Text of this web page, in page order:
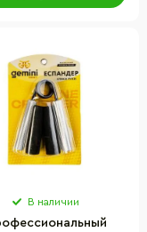
В наличии